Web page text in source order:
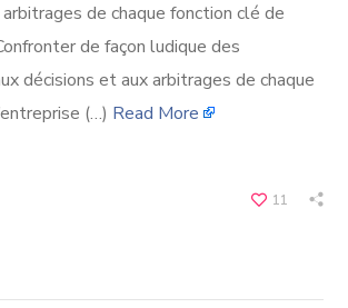
de chaque fonction clé de
de façon ludique des
décisions et aux arbitrages de chaque
(…) Read More
11